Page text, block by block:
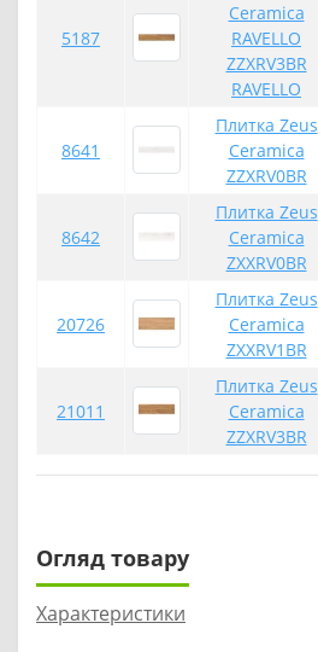
5187
Ceramica
RAVELLO
ZZXRV3BR
RAVELLO
8641
Плитка Zeus
Ceramica
ZZXRV0BR
8642
Плитка Zeus
Ceramica
ZXXRV0BR
20726
Плитка Zeus
Ceramica
ZXXRV1BR
21011
Плитка Zeus
Ceramica
ZZXRV3BR
Огляд товару
Характеристики